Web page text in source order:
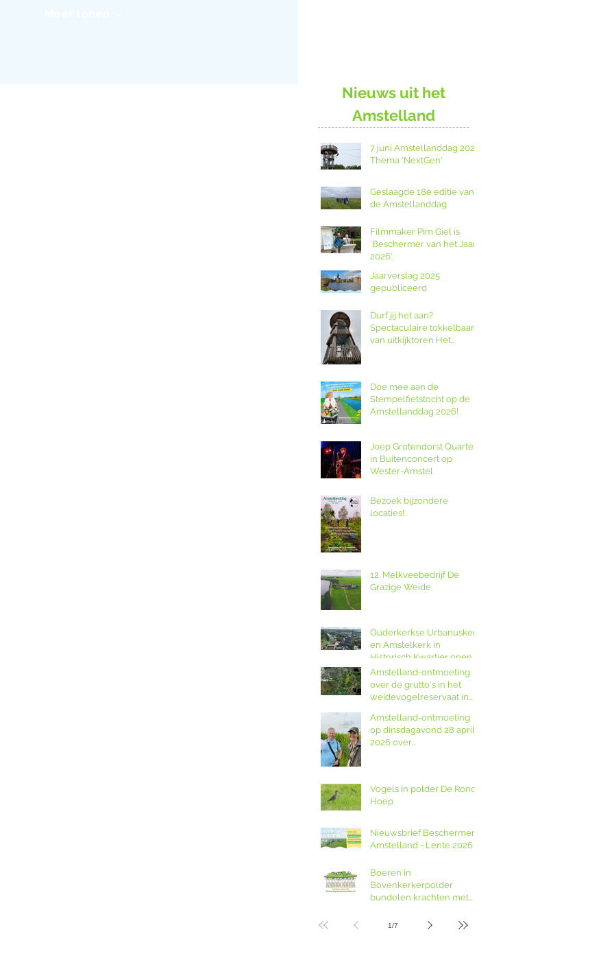
Nieuws uit het
Amstelland
7 juni Amstellanddag 2026:
Thema 'NextGen'
Geslaagde 18e editie van
de Amstellanddag
Filmmaker Pim Giel is
‘Beschermer van het Jaar
2026’.
Jaarverslag 2025
gepubliceerd
Durf jij het aan?
Spectaculaire tokkelbaan
van uitkijktoren Het
Doe mee aan de
Stempelfietstocht op de
Amstellanddag 2026!
Joep Grotendorst Quartet
in Buitenconcert op
Wester-Amstel
Bezoek bijzondere
locaties!
12. Melkveebedrijf De
Grazige Weide
Ouderkerkse Urbanuskerk
en Amstelkerk in
Historisch Kwartier open
op Amstellanddag met
rondleidingen,
fototentoonstelling en
Amstelland-ontmoeting
over de grutto's in het
weidevogelreservaat in
Amstelland-ontmoeting
op dinsdagavond 28 april
2026 over
Kwant van Landschap
Noord-Holland
Vogels in polder De Ronde
Hoep
Nieuwsbrief Beschermers
Amstelland - Lente 2026
Boeren in
Bovenkerkerpolder
bundelen krachten met
1/7